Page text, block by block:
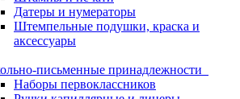
Датеры и нумераторы
Штемпельные подушки, краска и
аксессуары
письменные принадлежности
Наборы первоклассников